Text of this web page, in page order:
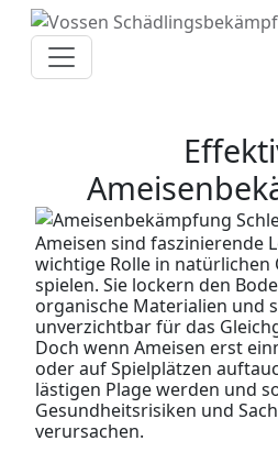
Zum
Inhalt
springen
Ameisen sind faszinierende
wichtige Rolle in natürlichen
spielen. Sie lockern den
organische Materialien und
unverzichtbar für das
Doch wenn Ameisen erst
oder auf Spielplätzen
lästigen Plage werden und
Gesundheitsrisiken und
verursachen.